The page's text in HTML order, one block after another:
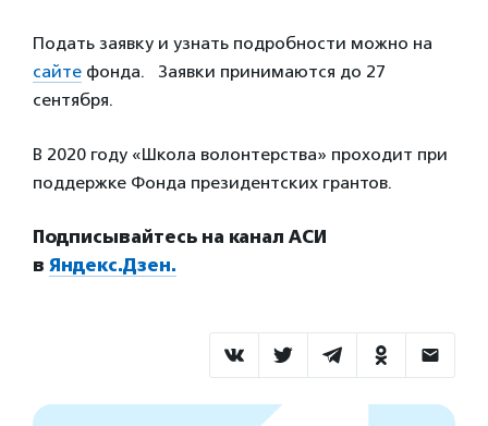
Подать заявку и узнать подробности можно на
сайте фонда. Заявки принимаются до 27
сентября.
В 2020 году «Школа волонтерства» проходит при
поддержке Фонда президентских грантов.
Подписывайтесь на канал АСИ
в Яндекс.Дзен.